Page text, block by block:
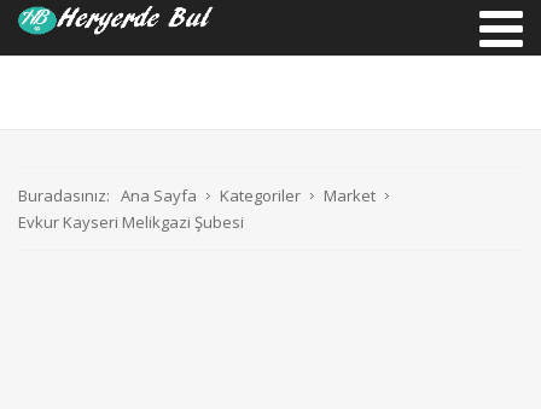
Buradasınız: Ana Sayfa Kategoriler
Market
Evkur Kayseri Melikgazi Şubesi